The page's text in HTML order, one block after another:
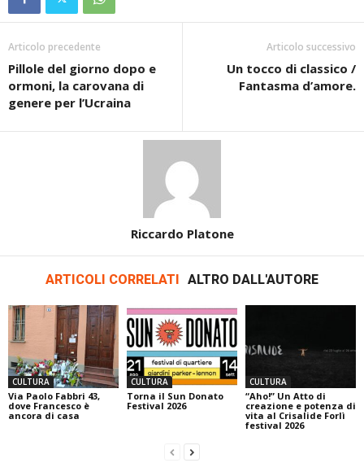
Articolo precedente
Pillole del giorno dopo e
ormoni, la carovana di
genere per l’Ucraina
Articolo successivo
Un tocco di classico /
Fantasma d’amore.
Riccardo Platone
ARTICOLI CORRELATI ALTRO DALL'AUTORE
CULTURA
Via Paolo Fabbri 43,
dove Francesco è
ancora di casa
CULTURA
Torna il Sun Donato
Festival 2026
CULTURA
“Aho!” Un Atto di
creazione e potenza di
vita al Crisalide Forlì
festival 2026